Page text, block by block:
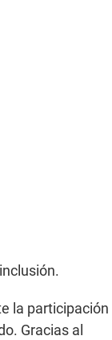
la participación
Gracias al